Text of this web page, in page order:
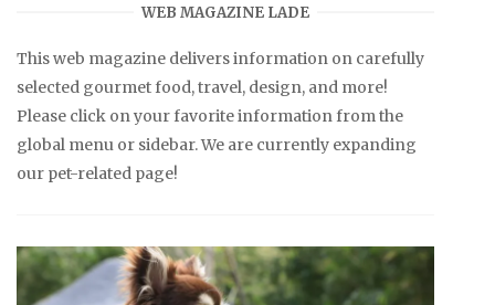
WEB MAGAZINE LADE
This web magazine delivers information on carefully
selected gourmet food, travel, design, and more!
Please click on your favorite information from the
global menu or sidebar. We are currently expanding
our pet-related page!